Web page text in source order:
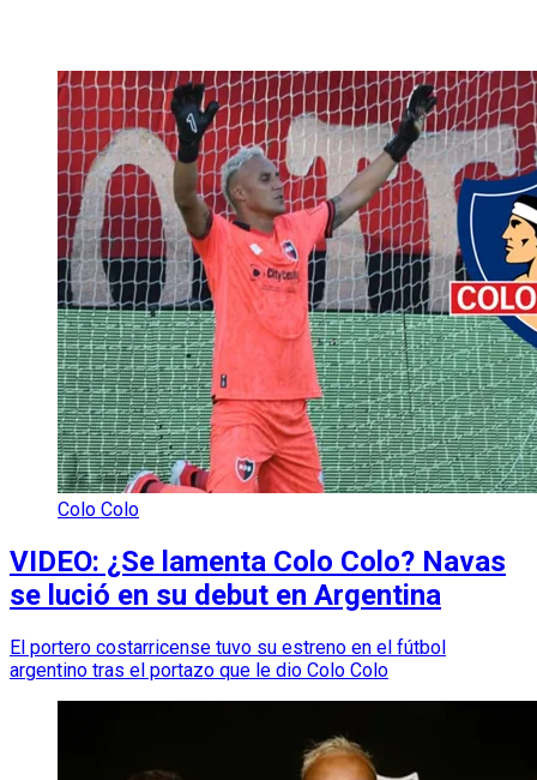
Colo Colo
VIDEO: ¿Se lamenta Colo Colo? Navas
se lució en su debut en Argentina
El portero costarricense tuvo su estreno en el fútbol
argentino tras el portazo que le dio Colo Colo